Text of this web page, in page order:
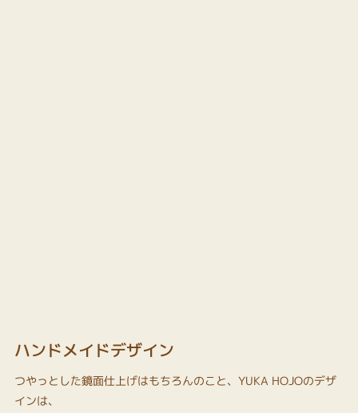
ハンドメイドデザイン
つやっとした鏡面仕上げはもちろんのこと、YUKA HOJOのデザ
インは、